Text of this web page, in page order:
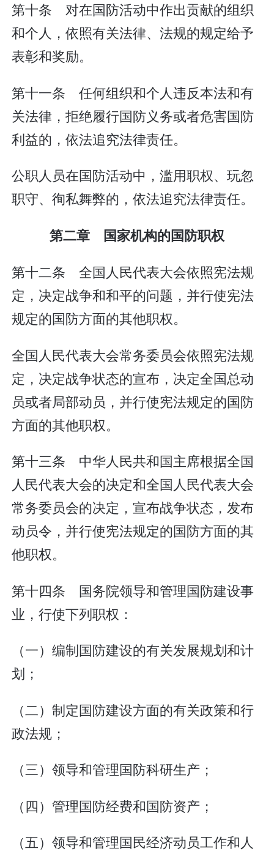
第十条 对在国防活动中作出贡献的组织
和个人，依照有关法律、法规的规定给予
表彰和奖励。
第十一条 任何组织和个人违反本法和有
关法律，拒绝履行国防义务或者危害国防
利益的，依法追究法律责任。
公职人员在国防活动中，滥用职权、玩忽
职守、徇私舞弊的，依法追究法律责任。
第二章 国家机构的国防职权
第十二条 全国人民代表大会依照宪法规
定，决定战争和和平的问题，并行使宪法
规定的国防方面的其他职权。
全国人民代表大会常务委员会依照宪法规
定，决定战争状态的宣布，决定全国总动
员或者局部动员，并行使宪法规定的国防
方面的其他职权。
第十三条 中华人民共和国主席根据全国
人民代表大会的决定和全国人民代表大会
常务委员会的决定，宣布战争状态，发布
动员令，并行使宪法规定的国防方面的其
他职权。
第十四条 国务院领导和管理国防建设事
业，行使下列职权：
（一）编制国防建设的有关发展规划和计
划；
（二）制定国防建设方面的有关政策和行
政法规；
（三）领导和管理国防科研生产；
（四）管理国防经费和国防资产；
（五）领导和管理国民经济动员工作和人